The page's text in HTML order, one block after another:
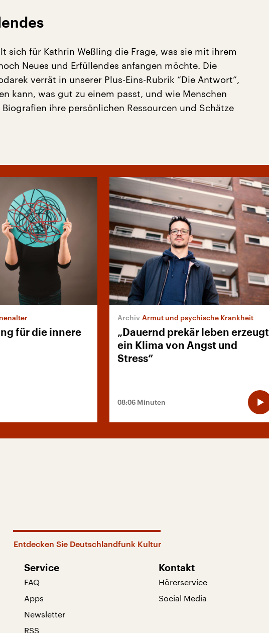
sich für Kathrin Weßling die Frage, was sie mit ihrem
Neues und Erfüllendes anfangen möchte. Die
verrät in unserer Plus-Eins-Rubrik “Die Antwort”,
kann, was gut zu einem passt, und wie Menschen
ihre persönlichen Ressourcen und Schätze
für die innere
Armut und psychische Krankheit
„Dauernd prekär leben erzeugt
ein Klima von Angst und
Stress“
08:06 Minuten
Entdecken Sie Deutschlandfunk Kultur
Service
FAQ
Apps
Newsletter
RSS
Kontakt
Hörerservice
Social Media